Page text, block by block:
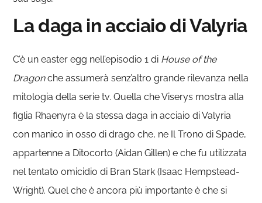
La daga in acciaio di Valyria
C’è un easter egg nell’episodio 1 di House of the
Dragonche assumerà senz’altro grande rilevanza nella
mitologia della serie tv. Quella che Viserys mostra alla
figlia Rhaenyra è la stessa daga in acciaio di Valyria
con manico in osso di drago che, ne Il Trono di Spade,
appartenne a Ditocorto (Aidan Gillen) e che fu utilizzata
nel tentato omicidio di Bran Stark (Isaac Hempstead-
Wright). Quel che è ancora più importante è che si